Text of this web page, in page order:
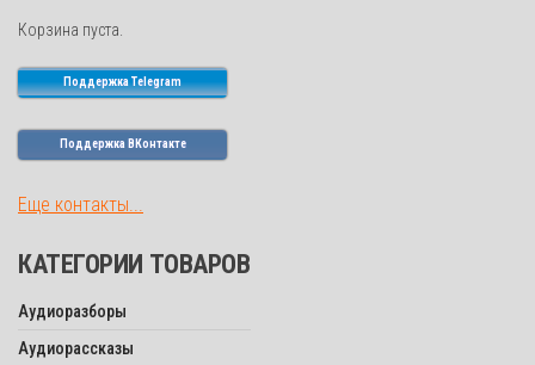
Корзина пуста.
Поддержка Telegram
Поддержка ВКонтакте
Еще контакты...
КАТЕГОРИИ ТОВАРОВ
Аудиоразборы
Аудиорассказы